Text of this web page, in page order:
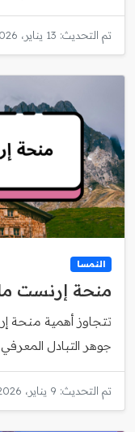
تم التحديث: 13 يناير، 2026
النمسا
منحة إرنست
تتجاوز أهمية منحة
جوهر التبادل
تم التحديث: 9 يناير، 2026